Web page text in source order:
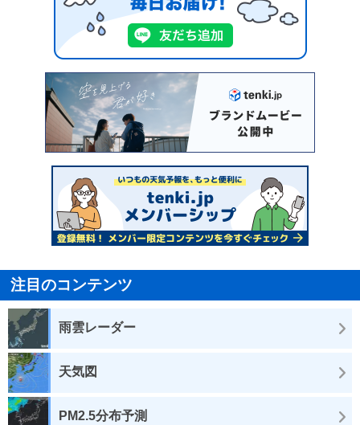
注目のコンテンツ
雨雲レーダー
天気図
PM2.5分布予測